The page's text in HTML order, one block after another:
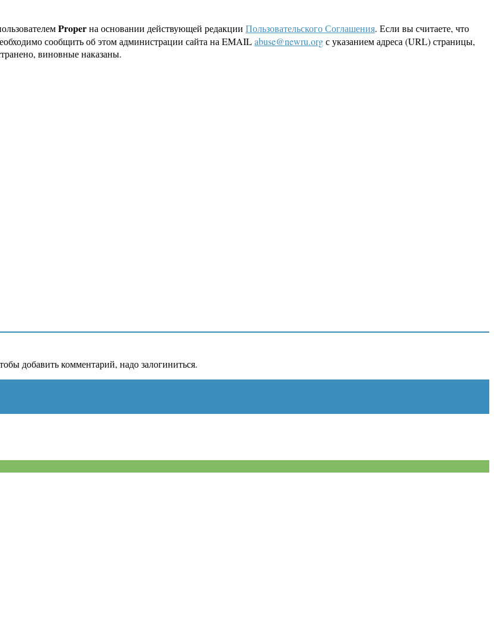
Properна основании действующей редакции Пользовательского Соглашения. Если вы считаете, что
сообщить об этом администрации сайта на EMAILabuse@newru.orgс указанием адреса (URL) страницы,
виновные наказаны.
добавить комментарий, надо залогиниться.